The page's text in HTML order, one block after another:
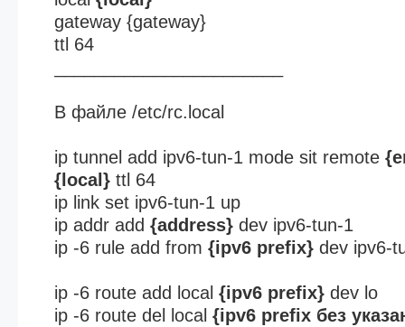
gateway {gateway}
ttl 64
В файле /etc/rc.local
ip tunnel add ipv6-tun-1 mode sit remote
{local} ttl 64
ip link set ipv6-tun-1 up
ip addr add {address} dev ipv6-tun-1
ip -6 rule add from {ipv6 prefix} dev ipv6-
ip -6 route add local {ipv6 prefix} dev lo
ip -6 route del local {ipv6 prefix без